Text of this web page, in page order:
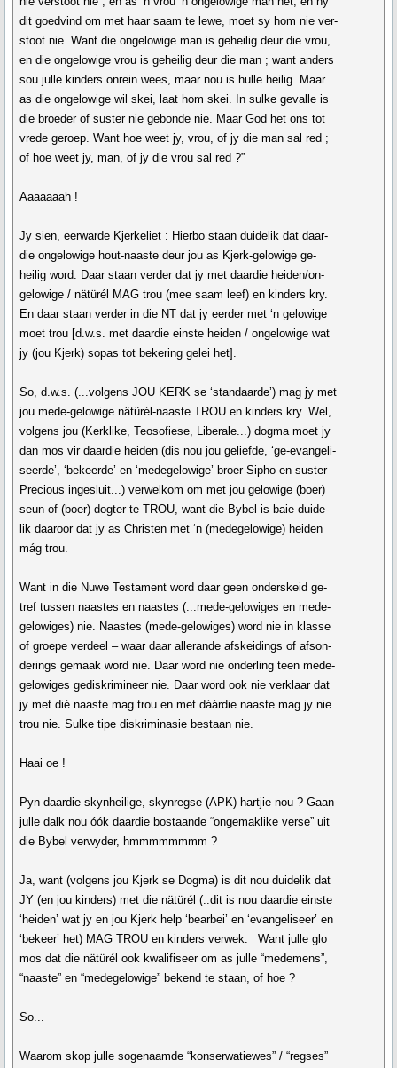
dit goedvind om met haar saam te lewe, moet sy hom nie ver-
stoot nie. Want die ongelowige man is geheilig deur die vrou,
en die ongelowige vrou is geheilig deur die man ; want anders
sou julle kinders onrein wees, maar nou is hulle heilig. Maar
as die ongelowige wil skei, laat hom skei. In sulke gevalle is
die broeder of suster nie gebonde nie. Maar God het ons tot
vrede geroep. Want hoe weet jy, vrou, of jy die man sal red ;
of hoe weet jy, man, of jy die vrou sal red ?”
Aaaaaaah !
Jy sien, eerwarde Kjerkeliet : Hierbo staan duidelik dat daar-
die ongelowige hout-naaste deur jou as Kjerk-gelowige ge-
heilig word. Daar staan verder dat jy met daardie heiden/on-
gelowige / nätürél MAG trou (mee saam leef) en kinders kry.
En daar staan verder in die NT dat jy eerder met ‘n gelowige
moet trou [d.w.s. met daardie einste heiden / ongelowige wat
jy (jou Kjerk) sopas tot bekering gelei het].
So, d.w.s. (...volgens JOU KERK se ‘standaarde’) mag jy met
jou mede-gelowige nätürél-naaste TROU en kinders kry. Wel,
volgens jou (Kerklike, Teosofiese, Liberale...) dogma moet jy
dan mos vir daardie heiden (dis nou jou geliefde, ‘ge-evangeli-
seerde’, ‘bekeerde’ en ‘medegelowige’ broer Sipho en suster
Precious ingesluit...) verwelkom om met jou gelowige (boer)
seun of (boer) dogter te TROU, want die Bybel is baie duide-
lik daaroor dat jy as Christen met ‘n (medegelowige) heiden
mág trou.
Want in die Nuwe Testament word daar geen onderskeid ge-
tref tussen naastes en naastes (...mede-gelowiges en mede-
gelowiges) nie. Naastes (mede-gelowiges) word nie in klasse
of groepe verdeel – waar daar allerande afskeidings of afson-
derings gemaak word nie. Daar word nie onderling teen mede-
gelowiges gediskrimineer nie. Daar word ook nie verklaar dat
jy met dié naaste mag trou en met dáárdie naaste mag jy nie
trou nie. Sulke tipe diskriminasie bestaan nie.
Haai oe !
Pyn daardie skynheilige, skynregse (APK) hartjie nou ? Gaan
julle dalk nou óók daardie bostaande “ongemaklike verse” uit
die Bybel verwyder, hmmmmmmmm ?
Ja, want (volgens jou Kjerk se Dogma) is dit nou duidelik dat
JY (en jou kinders) met die nätürél (..dit is nou daardie einste
‘heiden’ wat jy en jou Kjerk help ‘bearbei’ en ‘evangeliseer’ en
‘bekeer’ het) MAG TROU en kinders verwek. _Want julle glo
mos dat die nätürél ook kwalifiseer om as julle “medemens”,
“naaste” en “medegelowige” bekend te staan, of hoe ?
So...
Waarom skop julle sogenaamde “konserwatiewes” / “regses”